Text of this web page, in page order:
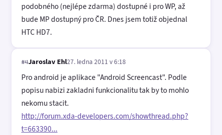
podobného (nejlépe zdarma) dostupné i pro WP, až
bude MP dostupný pro ČR. Dnes jsem totiž objednal
HTC HD7.
#4Jaroslav Ehl27. ledna 2011 v 6:18
Pro android je aplikace "Android Screencast". Podle
popisu nabizi zakladni funkcionalitu tak by to mohlo
nekomu stacit.
http://forum.xda-developers.com/showthread.php?
t=663390...